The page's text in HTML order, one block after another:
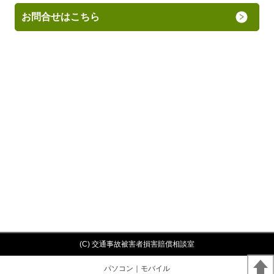
お問合せはこちら
(C) 交通事故被害者損害賠償相談室
パソコン ｜モバイル